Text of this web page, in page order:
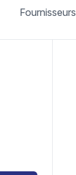
Fournisseurs